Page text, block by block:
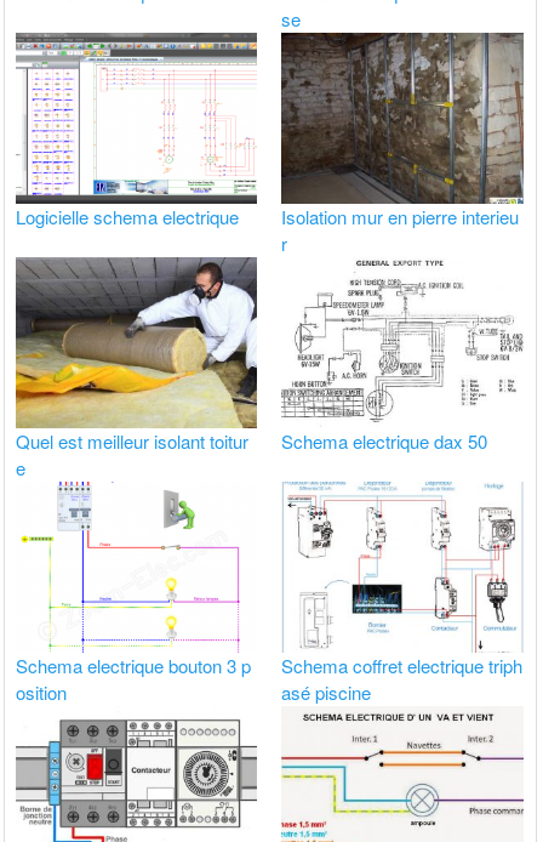
se
Logicielle schema electrique
Isolation mur en pierre interieu
r
Quel est meilleur isolant toitur
e
Schema electrique dax 50
Schema electrique bouton 3 p
osition
Schema coffret electrique triph
asé piscine